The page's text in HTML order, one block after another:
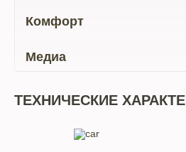
Комфорт
Медиа
ТЕХНИЧЕСКИЕ